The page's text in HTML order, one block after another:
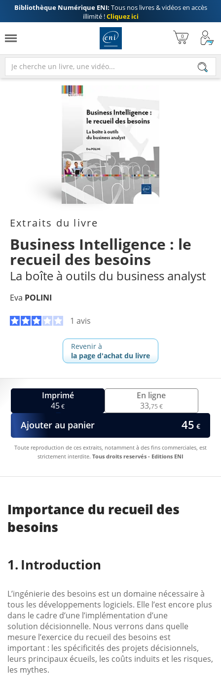
Bibliothèque Numérique ENI: Tous nos livres & vidéos en accès
illimité !Cliquez ici
Extraits du livre
Business Intelligence : le
recueil des besoins
La boîte à outils du business analyst
Eva POLINI
1 avis
Revenir à
la page d'achat du livre
Imprimé
45€
En ligne
33,75 €
Ajouter au panier 45 €
Toute reproduction de ces extraits, notamment à des fins commerciales, est
strictement interdite. Tous droits reservés - Editions ENI
Importance du recueil des
besoins
Introduction
L’ingénierie des besoins est un domaine nécessaire à
tous les développements logiciels. Elle l’est encore plus
dans le cadre d’une l’implémentation d’une
solution décisionnelle. Nous verrons dans quelle
mesure l’exercice du recueil des besoins est
important : les spécificités des projets décisionnels,
leurs principaux écueils, les coûts induits et les risques,
les mythes.